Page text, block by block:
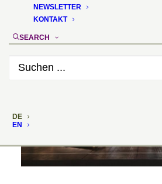
NEWSLETTER
KONTAKT
SEARCH
DE
EN